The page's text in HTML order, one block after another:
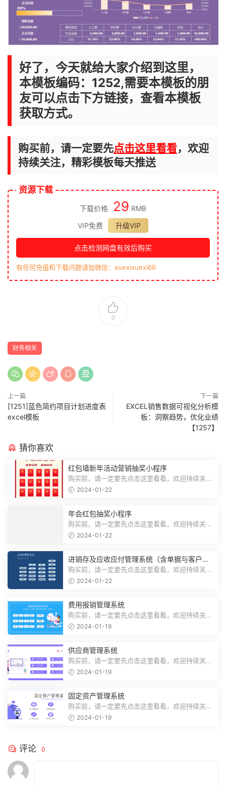
好了，今天就给大家介绍到这里，
本模板编码：1252,需要本模板的朋
友可以点击下方链接，查看本模板
获取方式。
购买前，请一定要先点击这里看看，欢迎
持续关注，精彩模板每天推送
资源下载
下载价格 29 RMB
VIP免费
升级VIP
点击检测网盘有效后购买
有任何充值和下载问题请加微信：xuexixuexi66
0
财务相关
上一篇
[1251]蓝色简约项目计划进度表
excel模板
下一篇
EXCEL销售数据可视化分析模
板：洞察趋势，优化业绩
【1257】
猜你喜欢
红包墙新年活动营销抽奖小程序
购买前，请一定要先点击这里看看，欢迎持续关
注，精彩模板每天推送预览结束，需要...
2024-01-22
年会红包抽奖小程序
购买前，请一定要先点击这里看看，欢迎持续关
注，精彩模板每天推送预览结束，需要...
2024-01-22
进销存及应收应付管理系统（含单据与客户对
账）
购买前，请一定要先点击这里看看，欢迎持续关
注，精彩模板每天推送预览结束，需要...
2024-01-22
费用报销管理系统
购买前，请一定要先点击这里看看，欢迎持续关
注，精彩模板每天推送预览结束，需要...
2024-01-19
供应商管理系统
购买前，请一定要先点击这里看看，欢迎持续关
注，精彩模板每天推送预览结束，需要...
2024-01-19
固定资产管理系统
购买前，请一定要先点击这里看看，欢迎持续关
注，精彩模板每天推送预览结束，需要...
2024-01-19
评论 0